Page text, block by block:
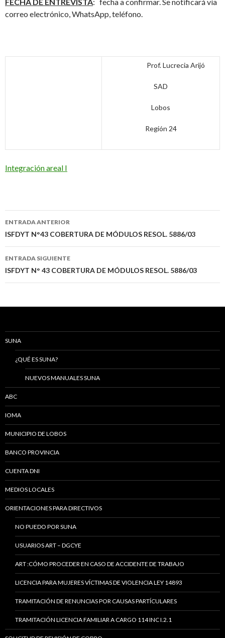
FECHA DE ENTREVISTA: fecha a confirmar. Se notificará vía
correo electrónico, WhatsApp, teléfono.
Prof. Lucrecia Arijó
SAD
Lobos
Región 24
Integración areal I
Navegación
de
entradas
ENTRADA ANTERIOR
ISFDYT N°43 COBERTURA DE MÓDULOS RESOL. 5886/03
ENTRADA SIGUIENTE
ISFDYT N° 43 COBERTURA DE MÓDULOS RESOL. 5886/03
SUNA
¿QUÉ ES SUNA?
NUEVOS MANUALES SUNA
ABC
IOMA
MUNICIPIO DE LOBOS
BANCO PROVINCIA
CUENTA DNI
MEDIOS LOCALES
ORIENTACIONES PARA DIRECTIVOS
NO PUEDO POR SUNA
USUARIOS ART – DGCYE
ART :CÓMO PROCEDER EN CASO DE ACCIDENTE DE TRABAJO
LICENCIA PARA MUJERES VÍCTIMAS DE VIOLENCIA LEY 14893
TRAMITACIÓN DE RENUNCIAS POR CAUSAS PARTÍCULARES
TRAMITACIÓN LICENCIA FAMILIAR A CARGO 114 INC I.2.1